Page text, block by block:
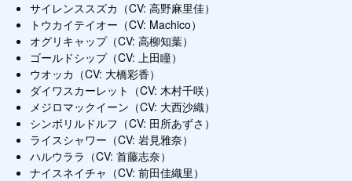
サイレンススズカ（CV: 高野麻里佳）
トウカイテイオー（CV: Machico）
オグリキャップ（CV: 高柳知葉）
ゴールドシップ（CV: 上田瞳）
ウオッカ（CV: 大橋彩香）
ダイワスカーレット（CV: 木村千咲）
メジロマックイーン（CV: 大西沙織）
シンボリルドルフ（CV: 田所あずさ）
ライスシャワー（CV: 岩見雅奈）
ハルウララ（CV: 首藤志奈）
ナイスネイチャ（CV: 前田佳織里）